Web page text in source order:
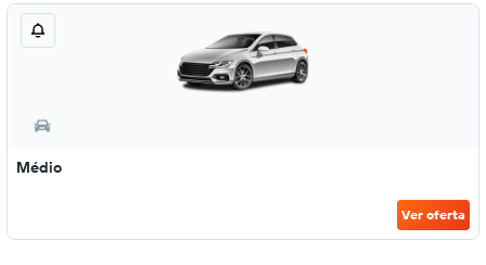
Médio
Ver oferta